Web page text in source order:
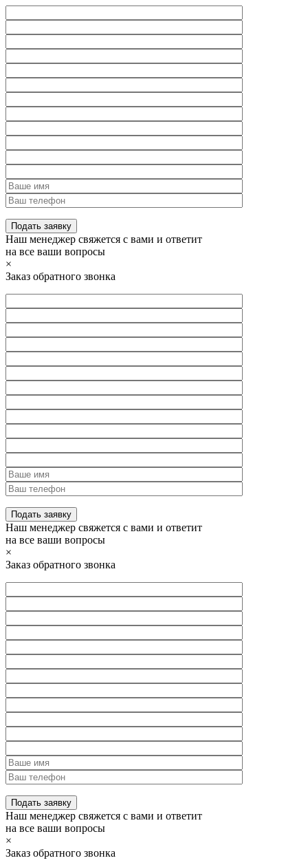
Наш менеджер свяжется с вами и ответит
на все ваши вопросы
×
Заказ обратного звонка
Наш менеджер свяжется с вами и ответит
на все ваши вопросы
×
Заказ обратного звонка
Наш менеджер свяжется с вами и ответит
на все ваши вопросы
×
Заказ обратного звонка